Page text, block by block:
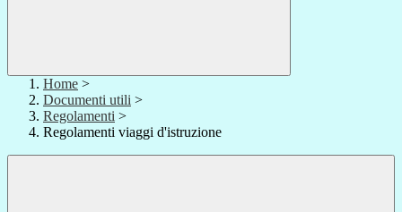
Home >
Documenti utili >
Regolamenti >
Regolamenti viaggi d'istruzione